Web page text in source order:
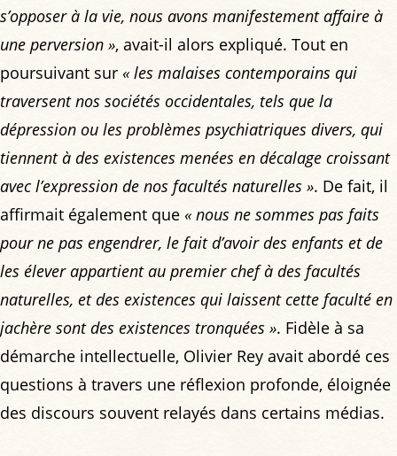
s’opposer à la vie, nous avons manifestement affaire à
une perversion », avait-il alors expliqué. Tout en
poursuivant sur « les malaises contemporains qui
traversent nos sociétés occidentales, tels que la
dépression ou les problèmes psychiatriques divers, qui
tiennent à des existences menées en décalage croissant
avec l’expression de nos facultés naturelles ». De fait, il
affirmait également que « nous ne sommes pas faits
pour ne pas engendrer, le fait d’avoir des enfants et de
les élever appartient au premier chef à des facultés
naturelles, et des existences qui laissent cette faculté en
jachère sont des existences tronquées ». Fidèle à sa
démarche intellectuelle, Olivier Rey avait abordé ces
questions à travers une réflexion profonde, éloignée
des discours souvent relayés dans certains médias.